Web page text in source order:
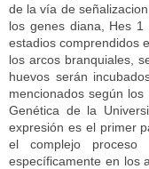
de la vía de
los genes diana, Hes
estadios comprendidos
los arcos branquiales,
huevos serán
mencionados según
Genética de la
expresión es el primer
el complejo proceso
específicamente en los